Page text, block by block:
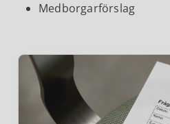
Medborgarförslag